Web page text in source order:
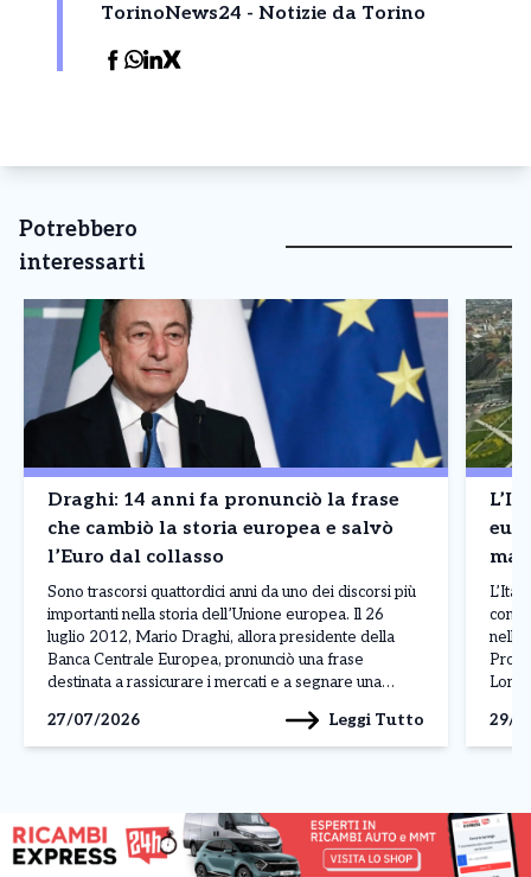
TorinoNews24 - Notizie da Torino
Potrebbero
interessarti
Draghi: 14 anni fa pronunciò la frase
che cambiò la storia europea e salvò
l’Euro dal collasso
Sono trascorsi quattordici anni da uno dei discorsi più
importanti nella storia dell’Unione europea. Il 26
luglio 2012, Mario Draghi, allora presidente della
Banca Centrale Europea, pronunciò una frase
destinata a rassicurare i mercati e a segnare una
mandato, la BCE è pronta a fare tutto il necessario […]
27/07/2026 Leggi Tutto
europea – Il
La
nella
29/